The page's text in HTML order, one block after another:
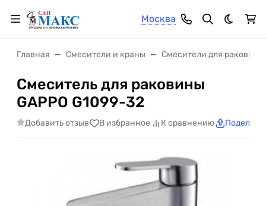
Москва
Темная
Главная Смесители и краны Смесители для раковины
Смеситель для раковины
GAPPO G1099-32
Добавить отзыв В избранное К сравнению